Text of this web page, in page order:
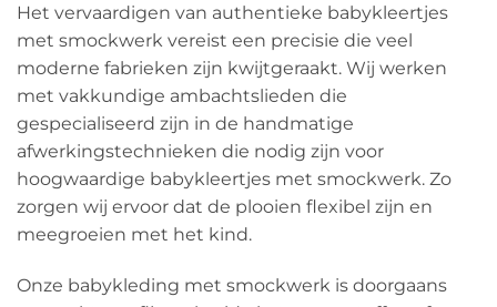
Het vervaardigen van authentieke babykleertjes
met smockwerk vereist een precisie die veel
moderne fabrieken zijn kwijtgeraakt. Wij werken
met vakkundige ambachtslieden die
gespecialiseerd zijn in de handmatige
afwerkingstechnieken die nodig zijn voor
hoogwaardige babykleertjes met smockwerk. Zo
zorgen wij ervoor dat de plooien flexibel zijn en
meegroeien met het kind.
Onze babykleding met smockwerk is doorgaans